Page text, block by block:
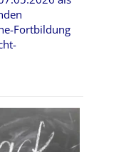
Fortbildung